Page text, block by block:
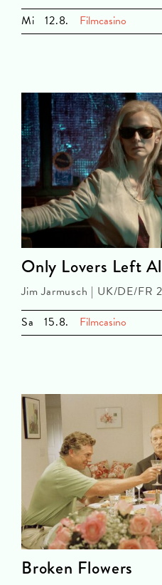
Mi
12.8. Filmcasino
Only Lovers Left
Jim Jarmusch | UK/DE/FR
Sa
15.8. Filmcasino
Broken Flowers